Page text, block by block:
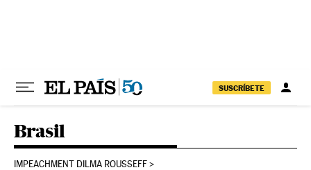
SUSCRÍBETE
Brasil
IMPEACHMENT DILMA ROUSSEFF